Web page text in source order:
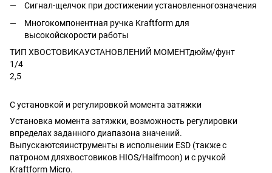
Сигнал-щелчок при достижении установленногозначения
Многокомпонентная ручка Kraftform для
высокойскорости работы
ТИП ХВОСТОВИКАУСТАНОВЛЕНИЙ МОМЕНТдюйм/фунт
1/4
2,5
С установкой и регулировкой момента затяжки
Установка момента затяжки, возможность регулировки
впределах заданного диапазона значений.
Выпускаютсяинструменты в исполнении ESD (также с
патроном дляхвостовиков HIOS/Halfmoon) и с ручкой
Kraftform Micro.